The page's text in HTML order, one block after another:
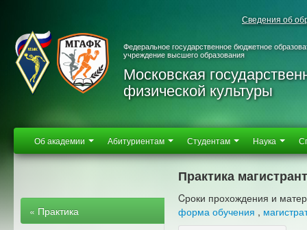
Сведения об
Федеральное государственное бюджетное
учреждение высшего образования
Московская
физической культуры
Об академии Абитуриентам Студентам Наука
« Практика
Практика
Cроки прохождения и
форма обучения ,